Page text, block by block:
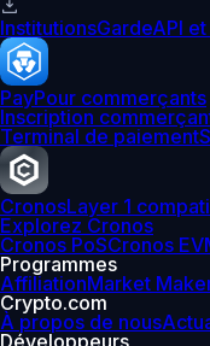
InstitutionsGardeAPI et
PayPour commerçants
Inscription
Terminal de paiement
CronosLayer 1
Explorez Cronos
Cronos PoSCronos
Programmes
AffiliationMarket
Crypto.com
À propos de nous
Développeurs